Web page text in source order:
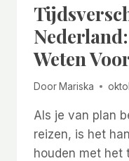
Weten
Door Mariska
Als je van plan
reizen, is het
houden met het